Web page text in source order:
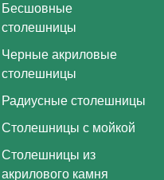
Бесшовные
столешницы
Черные акриловые
столешницы
Радиусные столешницы
Столешницы с мойкой
Столешницы из
акрилового камня